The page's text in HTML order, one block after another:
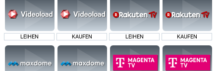
LEIHEN KAUFEN LEIHEN KAUFEN